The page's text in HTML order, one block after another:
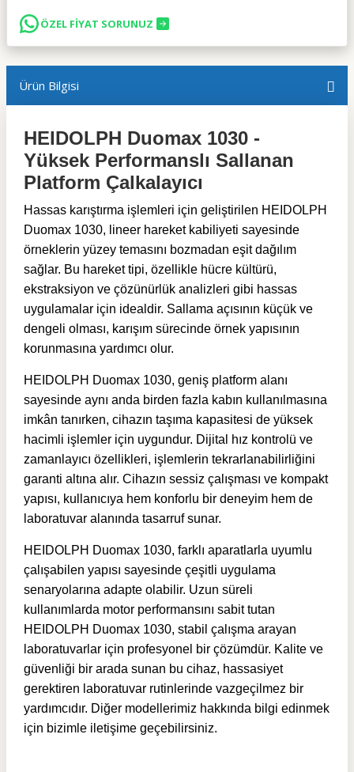
ÖZEL FİYAT SORUNUZ
Ürün Bilgisi
HEIDOLPH Duomax 1030 -
Yüksek Performanslı Sallanan
Platform Çalkalayıcı
Hassas karıştırma işlemleri için geliştirilen HEIDOLPH
Duomax 1030, lineer hareket kabiliyeti sayesinde
örneklerin yüzey temasını bozmadan eşit dağılım
sağlar. Bu hareket tipi, özellikle hücre kültürü,
ekstraksiyon ve çözünürlük analizleri gibi hassas
uygulamalar için idealdir. Sallama açısının küçük ve
dengeli olması, karışım sürecinde örnek yapısının
korunmasına yardımcı olur.
HEIDOLPH Duomax 1030, geniş platform alanı
sayesinde aynı anda birden fazla kabın kullanılmasına
imkân tanırken, cihazın taşıma kapasitesi de yüksek
hacimli işlemler için uygundur. Dijital hız kontrolü ve
zamanlayıcı özellikleri, işlemlerin tekrarlanabilirliğini
garanti altına alır. Cihazın sessiz çalışması ve kompakt
yapısı, kullanıcıya hem konforlu bir deneyim hem de
laboratuvar alanında tasarruf sunar.
HEIDOLPH Duomax 1030, farklı aparatlarla uyumlu
çalışabilen yapısı sayesinde çeşitli uygulama
senaryolarına adapte olabilir. Uzun süreli
kullanımlarda motor performansını sabit tutan
HEIDOLPH Duomax 1030, stabil çalışma arayan
laboratuvarlar için profesyonel bir çözümdür. Kalite ve
güvenliği bir arada sunan bu cihaz, hassasiyet
gerektiren laboratuvar rutinlerinde vazgeçilmez bir
yardımcıdır. Diğer modellerimiz hakkında bilgi edinmek
için bizimle iletişime geçebilirsiniz.